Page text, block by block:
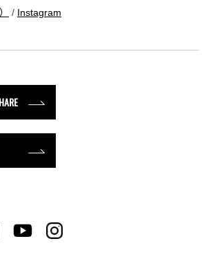
/ Instagram